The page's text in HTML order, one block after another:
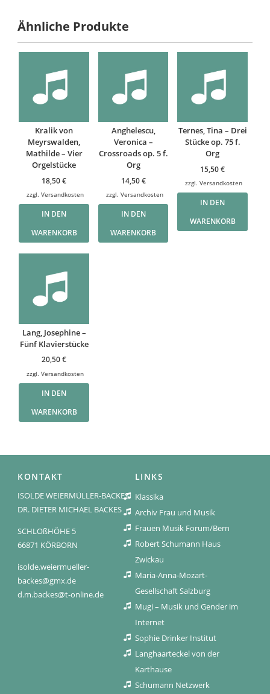
Ähnliche Produkte
Kralik von
Meyrswalden,
Mathilde – Vier
Orgelstücke
18,50€
zzgl.Versandkosten
IN DEN
WARENKORB
Anghelescu,
Veronica –
Crossroads op. 5 f.
Org
14,50€
zzgl. Versandkosten
IN DEN
WARENKORB
Ternes, Tina – Drei
Stücke op. 75 f.
Org
15,50€
zzgl.Versandkosten
IN DEN
WARENKORB
Lang, Josephine –
Fünf Klavierstücke
20,50€
zzgl.Versandkosten
IN DEN
WARENKORB
KONTAKT
ISOLDE WEIERMÜLLER-BACKES
DR. DIETER MICHAEL BACKES
SCHLOßHÖHE 5
66871 KÖRBORN
isolde.weiermueller-
backes@gmx.de
d.m.backes@t-online.de
LINKS
Klassika
Archiv Frau und Musik
Frauen Musik Forum/Bern
Robert Schumann Haus
Zwickau
Maria-Anna-Mozart-
Gesellschaft Salzburg
Mugi – Musik und Gender im
Internet
Sophie Drinker Institut
Langhaarteckel von der
Karthause
Schumann Netzwerk